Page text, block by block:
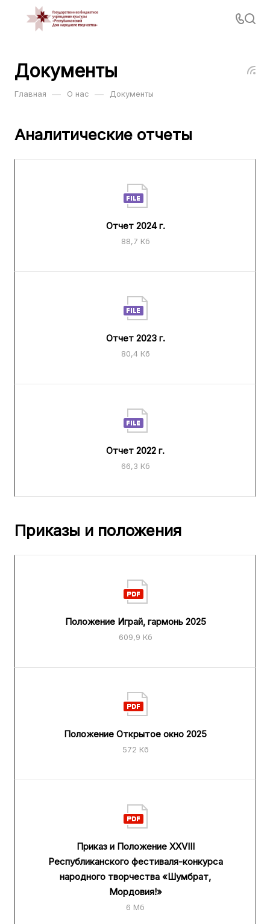
Документы
Главная — О нас — Документы
Аналитические отчеты
Отчет 2024 г.
88,7 Кб
Отчет 2023 г.
80,4 Кб
Отчет 2022 г.
66,3 Кб
Приказы и положения
Положение Играй, гармонь 2025
609,9 Кб
Положение Открытое окно 2025
572 Кб
Приказ и Положение XXVIII
Республиканского фестиваля-конкурса
народного творчества «Шумбрат,
Мордовия!»
6 Мб